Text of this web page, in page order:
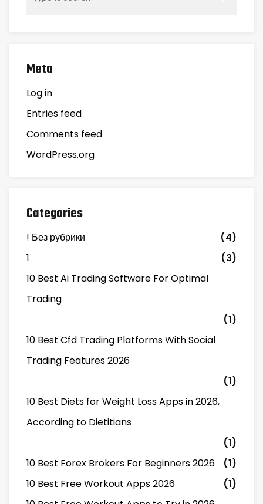
Meta
Log in
Entries feed
Comments feed
WordPress.org
Categories
! Без рубрики
(4)
1
(3)
10 Best Ai Trading Software For Optimal
Trading
(1)
10 Best Cfd Trading Platforms With Social
Trading Features 2026
(1)
10 Best Diets for Weight Loss Apps in 2026,
According to Dietitians
(1)
10 Best Forex Brokers For Beginners 2026
(1)
10 Best Free Workout Apps 2026
(1)